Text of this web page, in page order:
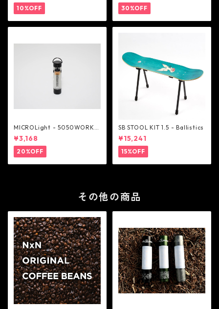
10%OFF 30%OFF
MICROLight - 5050WORKS
HOP
¥3,168
20%OFF
SB STOOL KIT 1.5 - Ballistics
¥15,241
15%OFF
その他の商品